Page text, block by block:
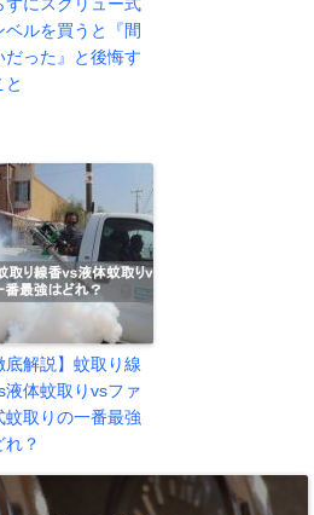
ずにスクリュー式
ベルを買うと『間
だった』と後悔す
と
底解説】蚊取り線
液体蚊取りvsファ
蚊取りの一番最強
れ？